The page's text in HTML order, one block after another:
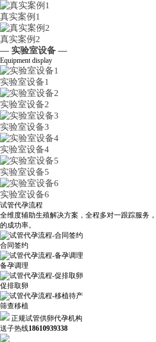
真实案例1
真实案例2
— 实验室设备 —
Equipment display
实验室设备1
实验室设备2
实验室设备3
实验室设备4
实验室设备5
实验室设备6
试管代孕流程
全维度辅助生殖解决方案，全程多对一跟踪服务
的成功率。
合同签约
备孕调理
促排取卵
筛查移植
正规试管供卵代孕机构
送子热线18610939338